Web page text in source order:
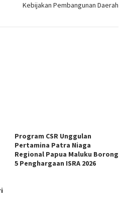
Kebijakan Pembangunan Daerah
Program CSR Unggulan
Pertamina Patra Niaga
Regional Papua Maluku Borong
5 Penghargaan ISRA 2026